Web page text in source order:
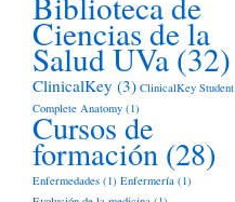
Ciencias de la
Salud UVa(32)
ClinicalKey (3) ClinicalKey Student
Complete Anatomy (1)
Cursos de
formación (28)
Enfermedades (1) Enfermería (1)